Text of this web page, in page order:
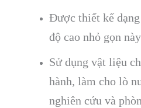
Được thiết kế
độ cao nhỏ gọn
Sử dụng vật liệu
hành, làm cho lò
nghiên cứu và